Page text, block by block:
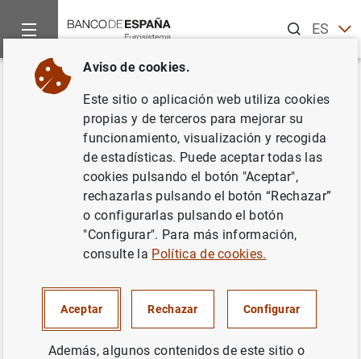
ESEN
Inicio Noticias y eventos
Volver
El BCE nombra a Roberto
Schiavi director general de
Presupuesto y Finanzas
El BCE nombra a Roberto Schiavi director
general de Presupuesto y Finanzas (40KB
Aviso de cookies.
Este sitio o aplicación web utiliza cookies
propias y de terceros para mejorar su
funcionamiento, visualización y recogida
de estadísticas. Puede aceptar todas las
cookies pulsando el botón "Aceptar",
rechazarlas pulsando el botón “Rechazar”
o configurarlas pulsando el botón
"Configurar". Para más información,
consulte la Política de cookies.
Aceptar Rechazar Configurar
Además, algunos contenidos de este sitio o